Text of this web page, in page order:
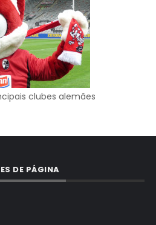
clubes alemães
DE PÁGINA